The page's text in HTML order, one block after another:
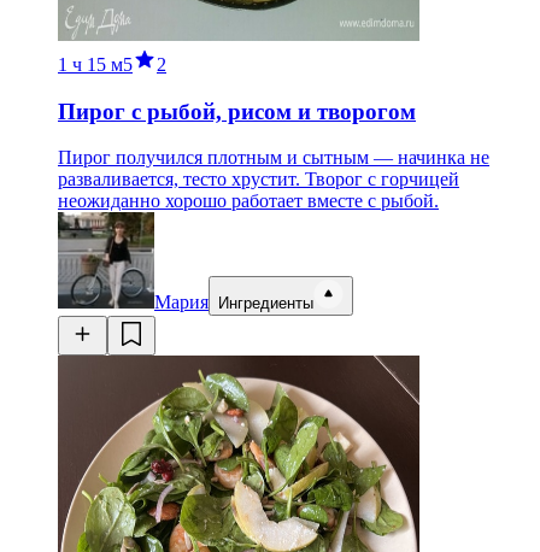
1 ч 15 м5 2
Пирог с рыбой, рисом и творогом
Пирог получился плотным и сытным — начинка не
разваливается, тесто хрустит. Творог с горчицей
неожиданно хорошо работает вместе с рыбой.
Мария Ингредиенты